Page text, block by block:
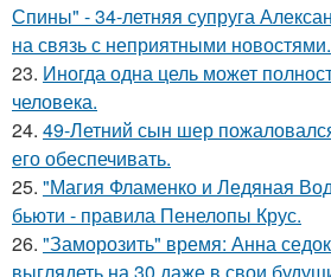
Спины" - 34-летняя супруга
на связь с неприятными новостями.
23. Иногда одна цель может
человека.
24. 49-Летний сын шер
его обеспечивать.
25. "Магия Фламенко и Ледяная
бьюти - правила Пенелопы Крус.
26. "Заморозить" время: Анна
выглядеть на 30 даже в свои